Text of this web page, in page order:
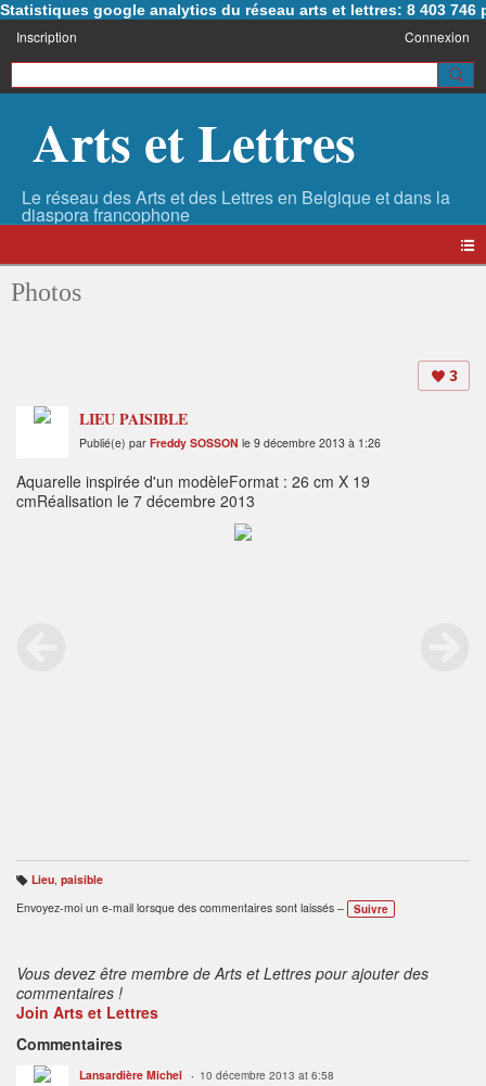
Statistiques google analytics du réseau arts et lettres: 8 403 746
Inscription Connexion
Arts et Lettres
Photos
3
LIEU PAISIBLE
Publié(e) par Freddy SOSSON le 9 décembre 2013 à 1:26
Aquarelle inspirée d'un modèleFormat : 26 cm X 19
cmRéalisation le 7 décembre 2013
B
ali
s
Lieu, paisible
Envoyez-moi un e-mail lorsque des commentaires sont laissés –
Suivre
Vous devez être membre de Arts et Lettres pour ajouter des
commentaires !
Join Arts et Lettres
Commentaires
Lansardière Michel 10 décembre 2013 at 6:58